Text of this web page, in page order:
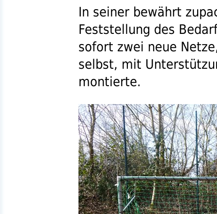
In seiner bewährt
Feststellung des
sofort zwei neue
selbst, mit
montierte.